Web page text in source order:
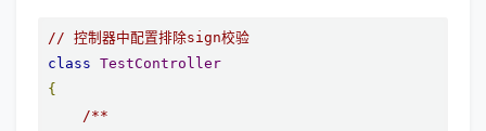
// 控制器中配置排除sign校验
class TestController
{
/**